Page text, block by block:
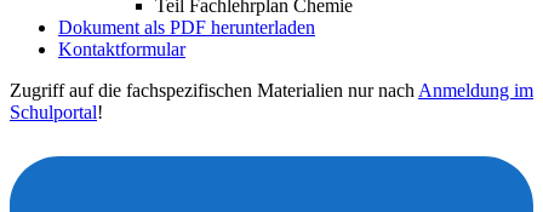
Teil Fachlehrplan Chemie
Dokument als PDF herunterladen
Kontaktformular
Zugriff auf die fachspezifischen Materialien nur nach Anmeldung im
Schulportal!